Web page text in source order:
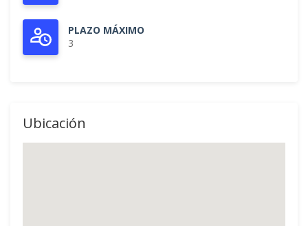
PLAZO MÁXIMO
3
Ubicación